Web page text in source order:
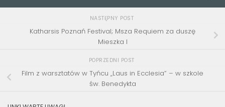
NASTĘPNY POST
Katharsis Poznań Festival; Msza Requiem za duszę
Mieszka I
POPRZEDNI POST
Film z warsztatów w Tyńcu „Laus in Ecclesia” – w szkole
św. Benedykta